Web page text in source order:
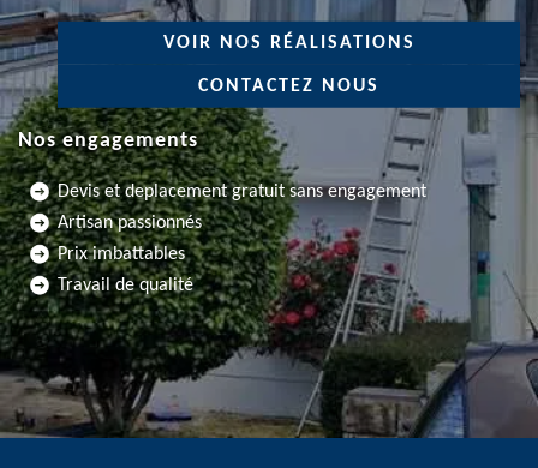
VOIR NOS RÉALISATIONS
CONTACTEZ NOUS
Nos engagements
Devis et deplacement gratuit sans engagement
Artisan passionnés
Prix imbattables
Travail de qualité